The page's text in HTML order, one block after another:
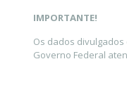
IMPORTANTE!
Os dados
Governo Federal